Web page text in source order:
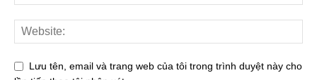
Lưu tên, email và trang web của tôi trong trình duyệt này cho